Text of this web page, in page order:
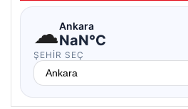
☁Ankara
NaN°C
ŞEHIR SEÇ